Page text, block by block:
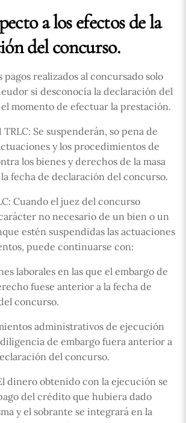
a los efectos de la
del concurso.
pagos realizados al concursado solo
si desconocía la declaración del
momento de efectuar la prestación.
TRLC: Se suspenderán, so pena de
y los procedimientos de
los bienes y derechos de la masa
fecha de declaración del concurso.
Cuando el juez del concurso
no necesario de un bien o un
estén suspendidas las actuaciones
puede continuarse con:
laborales en las que el embargo de
fuese anterior a la fecha de
concurso.
administrativos de ejecución
de embargo fuera anterior a
del concurso.
dinero obtenido con la ejecución se
del crédito que hubiera dado
y el sobrante se integrará en la